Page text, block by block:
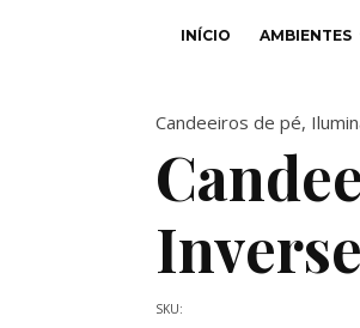
INÍCIO AMBIENTES
Candeeiros de pé,
Inverse
SKU: